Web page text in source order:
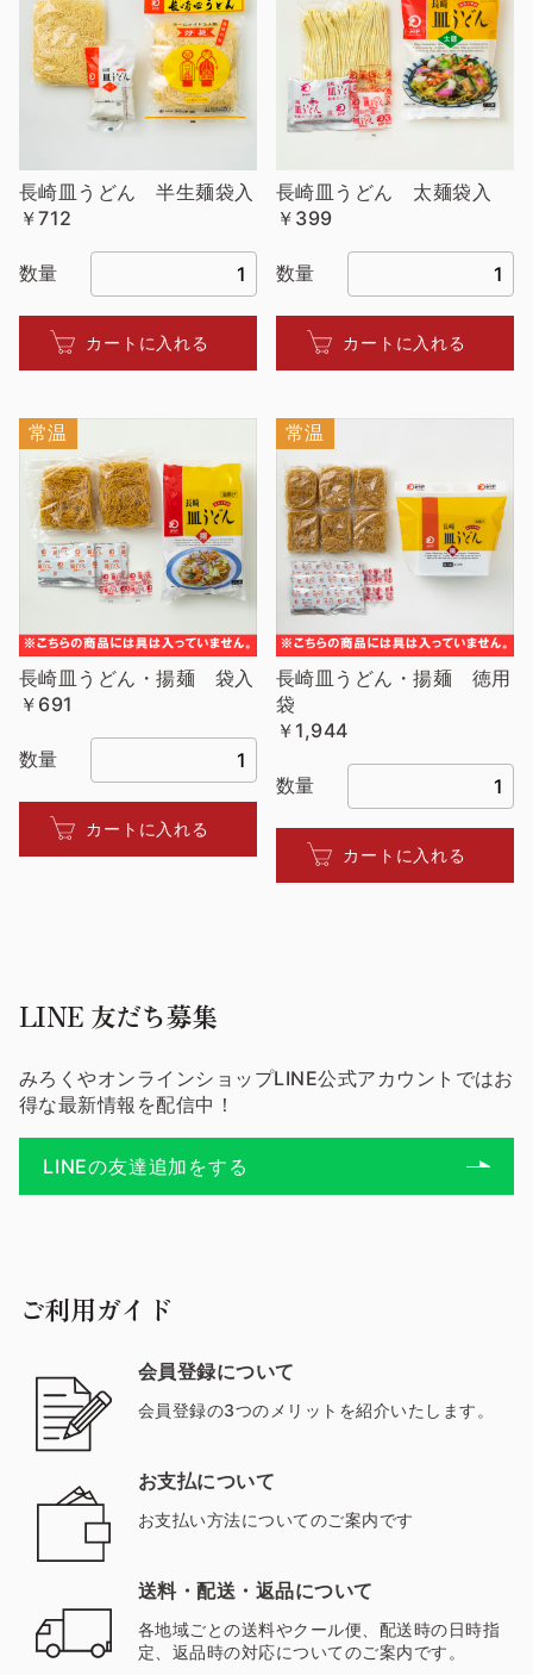
長崎皿うどん 半生麺袋入
￥712
数量
カートに入れる
長崎皿うどん 太麺袋入
￥399
数量
カートに入れる
常温
長崎皿うどん・揚麺 袋入
￥691
数量
カートに入れる
常温
長崎皿うどん・揚麺 徳用
袋
￥1,944
数量
カートに入れる
LINE 友だち募集
みろくやオンラインショップLINE公式アカウントではお
得な最新情報を配信中！
LINEの友達追加をする
ご利用ガイド
会員登録について
会員登録の3つのメリットを紹介いたします。
お支払について
お支払い方法についてのご案内です
送料・配送・返品について
各地域ごとの送料やクール便、配送時の日時指
定、返品時の対応についてのご案内です。